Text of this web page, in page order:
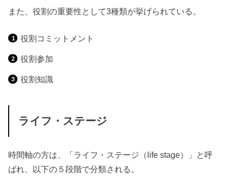
また、役割の重要性として3種類が挙げられている。
役割コミットメント
役割参加
役割知識
ライフ・ステージ
時間軸の方は、「ライフ・ステージ（life stage）」と呼
ばれ、以下の５段階で分類される。